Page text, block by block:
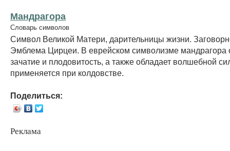
Мандрагора
Словарь символов
Символ Великой Матери, дарительницы жизни.
Эмблема Цирцеи. В еврейском символизме мандрагора
зачатие и плодовитость, а также обладает волшебной
применяется при колдовстве.
Поделиться:
Реклама